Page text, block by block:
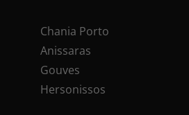
Chania Porto
Anissaras
Gouves
Hersonissos